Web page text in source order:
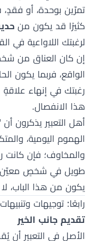
تمرّين بوحدة، أو
كثيرًا قد يكون من
لرغبتك اللاواعية في
إن كان العناق من
الواقع، فربما يكون
رغبتك في إنهاء
هذا الانفصال.
أهل التعبير يذكرون
الهموم اليومية،
والمخاوف؛ فإن كانت
طويل في شخصٍ معيّن
يكون من هذا الباب،
رابعًا: توجيهات وتنبيهات
تقديم جانب الخير
الأصل في التعبير أن